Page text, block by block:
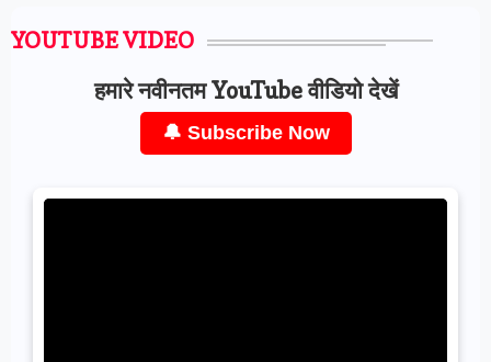
YOUTUBE VIDEO
हमारे नवीनतम YouTube वीडियो देखें
🔔 Subscribe Now